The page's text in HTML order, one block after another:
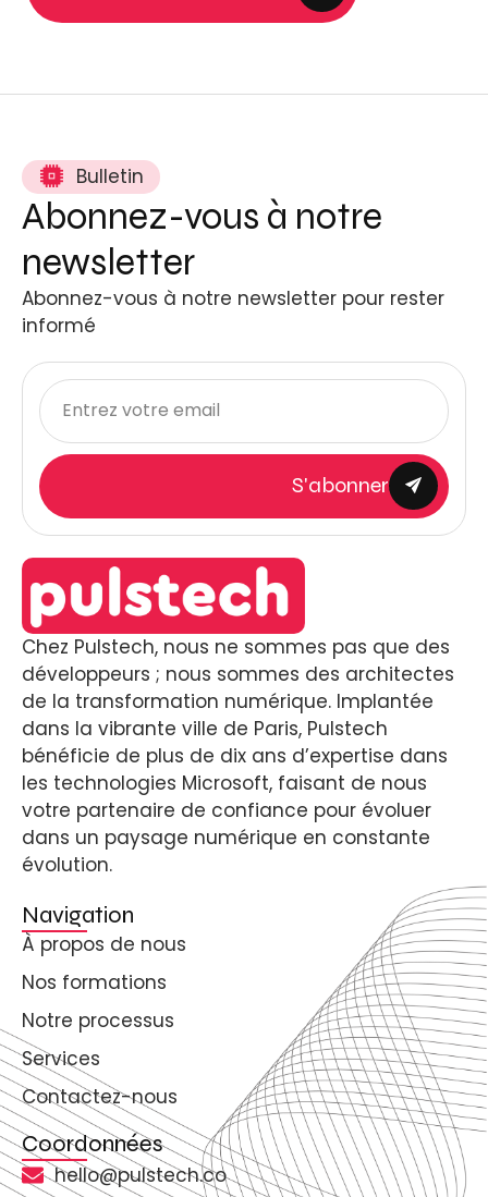
Chez Pulstech, nous ne sommes pas que des
développeurs ; nous sommes des architectes
de la transformation numérique. Implantée
dans la vibrante ville de Paris, Pulstech
bénéficie de plus de dix ans d’expertise dans
les technologies Microsoft, faisant de nous
votre partenaire de confiance pour évoluer
dans un paysage numérique en constante
évolution.
Navigation
À propos de nous
Nos formations
Notre processus
Services
Contactez-nous
Coordonnées
hello@pulstech.co
Bulletin
Abonnez-vous à notre
newsletter
Abonnez-vous à notre newsletter pour rester
informé
S'abonner